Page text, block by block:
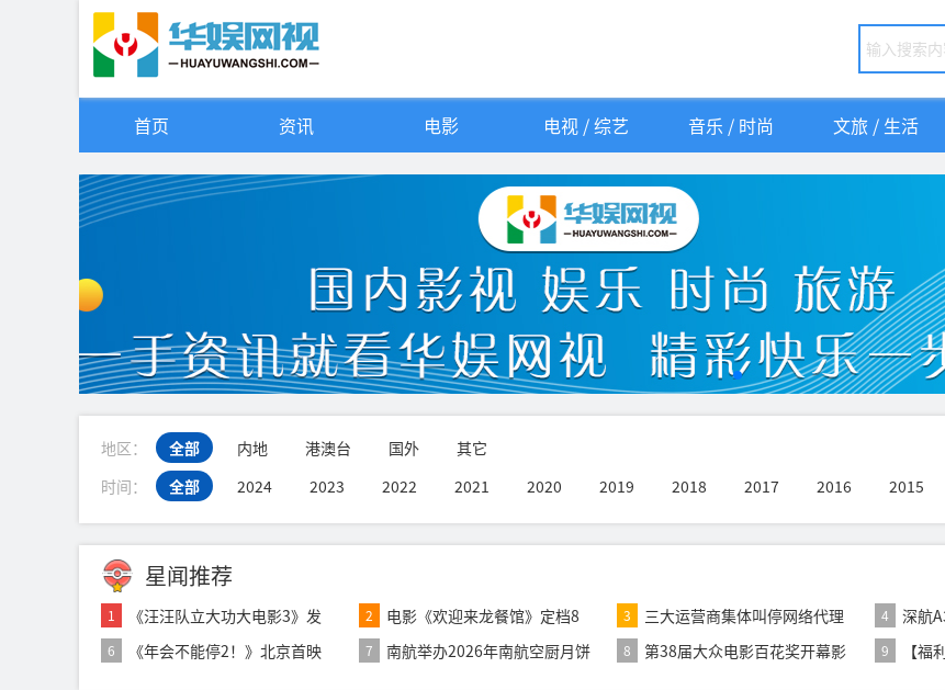
首页 资讯 电影 电视 / 综艺 音乐 / 时尚 文旅 / 生活
地区： 全部 内地 港澳台 国外
其它
时间：
全部 2024 2023 2022 2021 2020 2019 2018 2017 2016 2015
星闻推荐
1
《汪汪队立大功大电影3》发
布“暖心相伴”
2
电影《欢迎来龙餐馆》定档8
月11日 文牧
3
三大运营商集体叫停网络代理
售卡
4 深航
6
《年会不能停2！》北京首映
7
南航举办2026年南航空厨月饼
8
第38届大众电影百花奖开幕影
9
【福